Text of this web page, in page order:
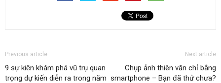
Previous article
9 sự kiện khám phá vũ trụ quan
trọng dự kiến diễn ra trong năm
Next article
Chụp ảnh thiên văn chỉ bằng
smartphone – Bạn đã thử chưa?